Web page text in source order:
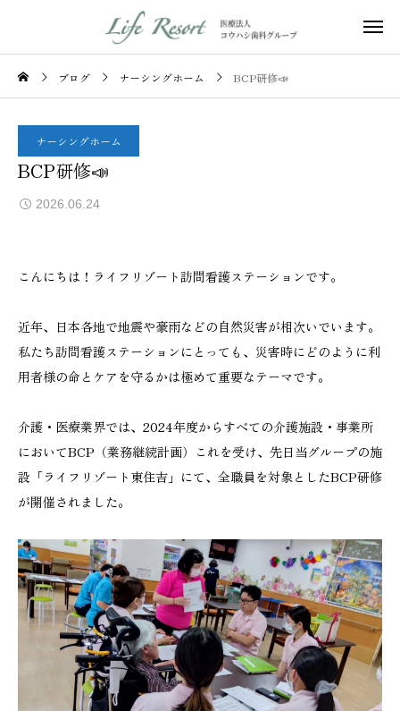
ブログ ナーシングホーム BCP研修📣
ナーシングホーム
BCP研修📣
2026.06.24
こんにちは！ライフリゾート訪問看護ステーションです。
近年、日本各地で地震や豪雨などの自然災害が相次いでいます。
私たち訪問看護ステーションにとっても、災害時にどのように利
用者様の命とケアを守るかは極めて重要なテーマです。
介護・医療業界では、2024年度からすべての介護施設・事業所
においてBCP（業務継続計画）これを受け、先日当グループの施
設「ライフリゾート東住吉」にて、全職員を対象としたBCP研修
が開催されました。